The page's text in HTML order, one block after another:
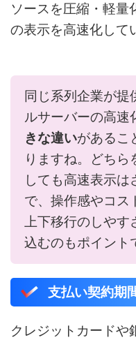
ソースを圧縮・軽量
の表示を高速化して
同じ系列企業が提
ルサーバーの高速
きな違いがあるこ
りますね。どちら
しても高速表示は
で、操作感やコス
上下移行のしやす
込むのもポイント
支払い契約期
クレジットカードや